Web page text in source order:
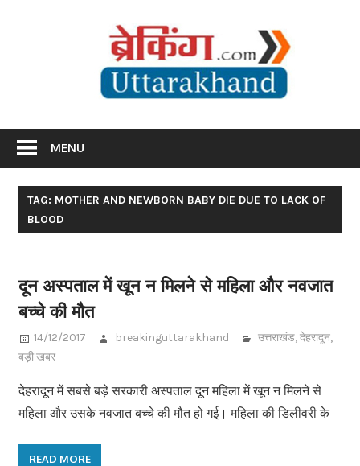
MENU
TAG: MOTHER AND NEWBORN BABY DIE DUE TO LACK OF
BLOOD
दून अस्पताल में खून न मिलने से महिला और नवजात
बच्चे की मौत
14/12/2017 breakinguttarakhand उत्तराखंड,देहरादून,
बड़ी खबर
देहरादून में सबसे बड़े सरकारी अस्पताल दून महिला में खून न मिलने से
महिला और उसके नवजात बच्चे की मौत हो गई। महिला की डिलीवरी के
READ MORE